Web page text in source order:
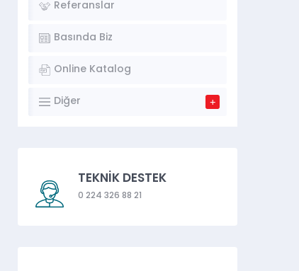
Referanslar
Basında Biz
Online Katalog
Diğer
TEKNİK DESTEK
0 224 326 88 21